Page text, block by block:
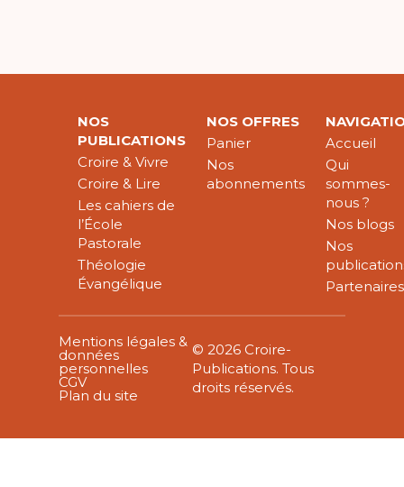
NOS
PUBLICATIONS
Croire & Vivre
Croire & Lire
Les cahiers de
l’École
Pastorale
Théologie
Évangélique
NOS OFFRES
Panier
Nos
abonnements
Accueil
Qui
sommes-
nous ?
Nos blogs
Nos
Partenaires
Mentions légales &
données
personnelles
CGV
Plan du site
© 2026 Croire-
Publications. Tous
droits réservés.